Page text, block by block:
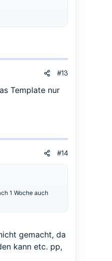
#13
Template nur
#14
1 Woche auch
gemacht, da
kann etc. pp,